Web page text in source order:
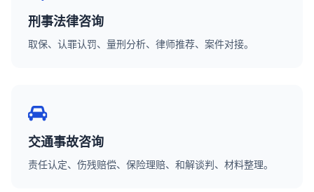
刑事法律咨询
取保、认罪认罚、量刑分析、律师推荐、案件对接。
交通事故咨询
责任认定、伤残赔偿、保险理赔、和解谈判、材料整理。